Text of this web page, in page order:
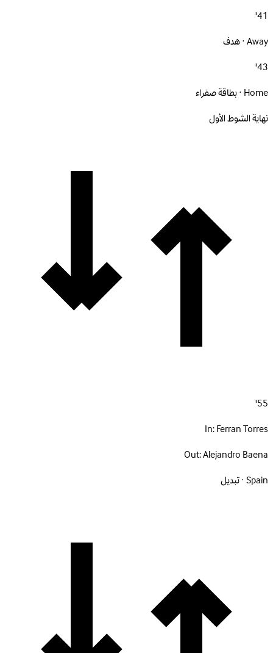
41'
Away · هدف
43'
Home · بطاقة صفراء
نهاية الشوط الأول
55'
In:Ferran Torres
Out:Alejandro Baena
Spain · تبديل